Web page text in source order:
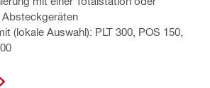
(lokale Auswahl): PLT 300, POS 150,